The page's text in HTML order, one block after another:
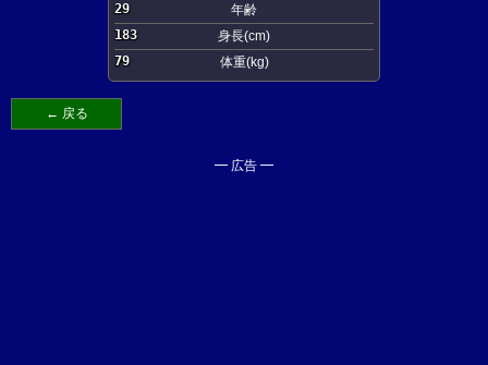
29
年齢
183
身長(cm)
79
体重(kg)
← 戻る
━ 広告 ━